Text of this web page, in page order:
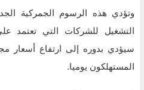
وتؤدي هذه الرسوم الجمركية
التشغيل للشركات التي تعتمد
سيؤدي بدوره إلى ارتفاع أسعار
المستهلكون يوميا.